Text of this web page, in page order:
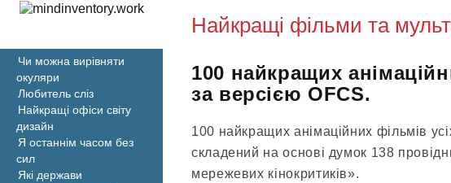
Найкращі фільми та
100 найкращих
за версією OFCS.
100 найкращих анімаційних фільмів
складений на основі думок 138
мережевих кінокритиків».
Чи можна вирівняти
окуляри
Любитель сліз
Найкращі офіси світу
дизайн
Я останнім часом без
сил
Які держави